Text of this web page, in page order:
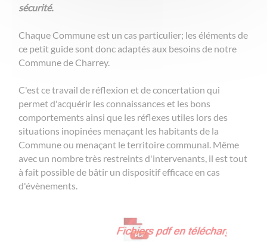
sécurité.
Chaque Commune est un cas particulier; les éléments de
ce petit guide sont donc adaptés aux besoins de notre
Commune de Charrey.
C'est ce travail de réflexion et de concertation qui
permet d'acquérir les connaissances et les bons
comportements ainsi que les réflexes utiles lors des
situations inopinées menaçant les habitants de la
Commune ou menaçant le territoire communal. Même
avec un nombre très restreints d'intervenants, il est tout
à fait possible de bâtir un dispositif efficace en cas
d'évènements.